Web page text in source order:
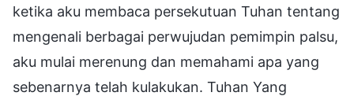
ketika aku membaca persekutuan Tuhan tentang
mengenali berbagai perwujudan pemimpin palsu,
aku mulai merenung dan memahami apa yang
sebenarnya telah kulakukan. Tuhan Yang